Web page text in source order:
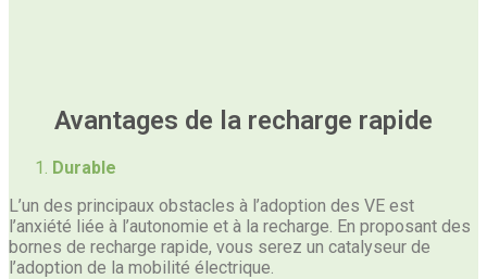
Avantages de la recharge rapide
Durable
L’un des principaux obstacles à l’adoption des VE est
l’anxiété liée à l’autonomie et à la recharge. En proposant des
bornes de recharge rapide, vous serez un catalyseur de
l’adoption de la mobilité électrique.